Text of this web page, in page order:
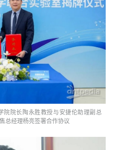
院院长陶永胜教授与安捷伦助理副总
总经理杨亮签署合作协议